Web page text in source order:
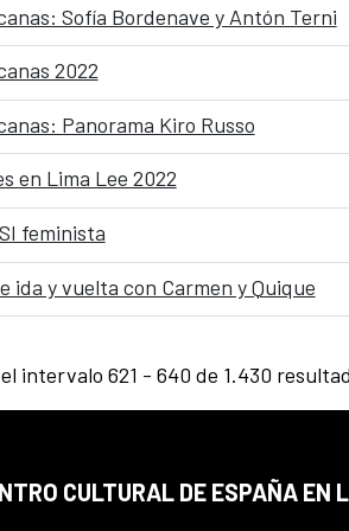
Sofía Bordenave y Antón Terni
2022
Panorama Kiro Russo
en Lima Lee 2022
feminista
ida y vuelta con Carmen y Quique
intervalo 621 - 640 de 1.430
CULTURAL DE ESPAÑA EN